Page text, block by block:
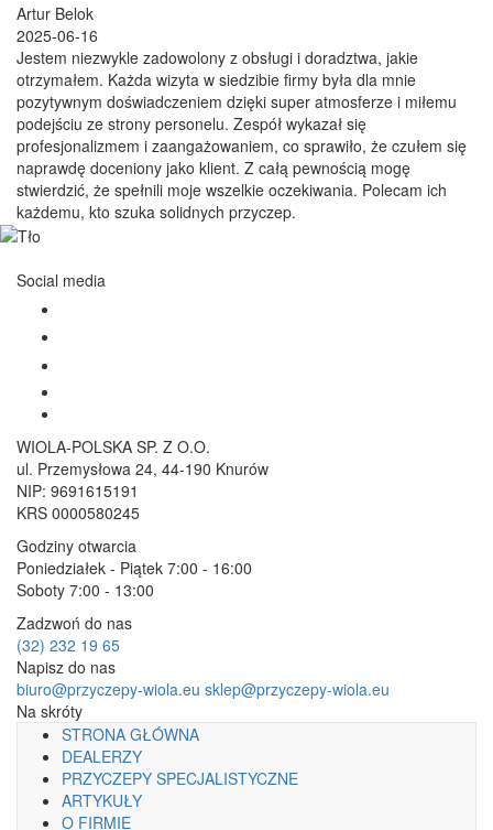
Artur Belok
2025-06-16
Jestem niezwykle zadowolony z obsługi i doradztwa, jakie
otrzymałem. Każda wizyta w siedzibie firmy była dla mnie
pozytywnym doświadczeniem dzięki super atmosferze i miłemu
podejściu ze strony personelu. Zespół wykazał się
profesjonalizmem i zaangażowaniem, co sprawiło, że czułem się
naprawdę doceniony jako klient. Z całą pewnością mogę
stwierdzić, że spełnili moje wszelkie oczekiwania. Polecam ich
każdemu, kto szuka solidnych przyczep.
Social media
WIOLA-POLSKA SP. Z O.O.
ul. Przemysłowa 24, 44-190 Knurów
NIP: 9691615191
KRS 0000580245
Godziny otwarcia
Poniedziałek - Piątek 7:00 - 16:00
Soboty 7:00 - 13:00
Zadzwoń do nas
(32) 232 19 65
Napisz do nas
biuro@przyczepy-wiola.eu sklep@przyczepy-wiola.eu
Na skróty
STRONA GŁÓWNA
DEALERZY
PRZYCZEPY SPECJALISTYCZNE
ARTYKUŁY
O FIRMIE